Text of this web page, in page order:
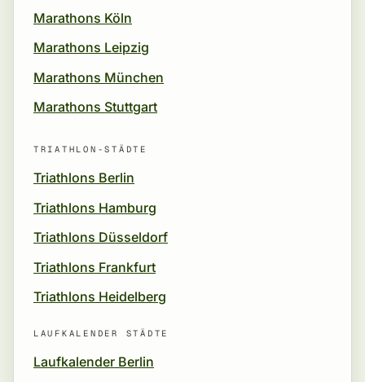
Marathons Köln
Marathons Leipzig
Marathons München
Marathons Stuttgart
TRIATHLON-STÄDTE
Triathlons Berlin
Triathlons Hamburg
Triathlons Düsseldorf
Triathlons Frankfurt
Triathlons Heidelberg
LAUFKALENDER STÄDTE
Laufkalender Berlin